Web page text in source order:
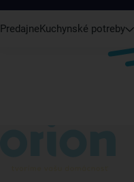
PredajneKuchynské potreby